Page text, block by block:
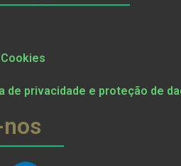
de privacidade e proteção de